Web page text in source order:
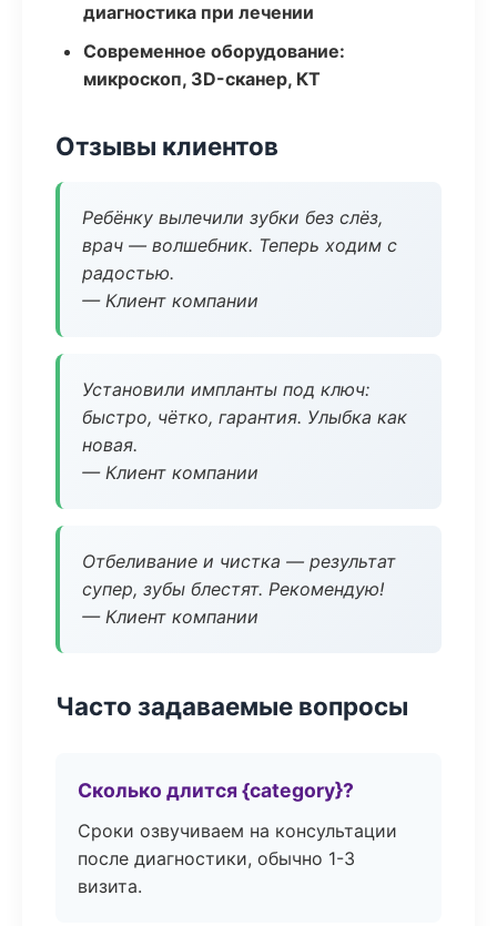
диагностика при лечении
Современное оборудование:
микроскоп, 3D-сканер, КТ
Отзывы клиентов
Ребёнку вылечили зубки без слёз,
врач — волшебник. Теперь ходим с
радостью.
— Клиент компании
Установили импланты под ключ:
быстро, чётко, гарантия. Улыбка как
новая.
— Клиент компании
Отбеливание и чистка — результат
супер, зубы блестят. Рекомендую!
— Клиент компании
Часто задаваемые вопросы
Сколько длится {category}?
Сроки озвучиваем на консультации
после диагностики, обычно 1-3
визита.